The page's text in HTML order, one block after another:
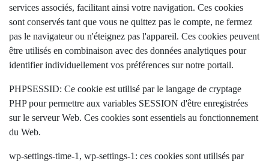
services associés, facilitant ainsi votre navigation. Ces cookies
sont conservés tant que vous ne quittez pas le compte, ne fermez
pas le navigateur ou n'éteignez pas l'appareil. Ces cookies peuvent
être utilisés en combinaison avec des données analytiques pour
identifier individuellement vos préférences sur notre portail.
PHPSESSID: Ce cookie est utilisé par le langage de cryptage
PHP pour permettre aux variables SESSION d'être enregistrées
sur le serveur Web. Ces cookies sont essentiels au fonctionnement
du Web.
wp-settings-time-1, wp-settings-1: ces cookies sont utilisés par